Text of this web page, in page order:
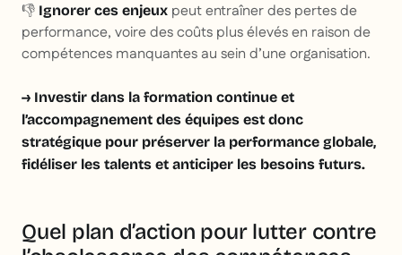
👎 Ignorer ces enjeux peut entraîner des pertes de
performance, voire des coûts plus élevés en raison de
compétences manquantes au sein d’une organisation.
→ Investir dans la formation continue et
l’accompagnement des équipes est donc
stratégique pour préserver la performance globale,
fidéliser les talents et anticiper les besoins futurs.
Quel plan d’action pour lutter contre